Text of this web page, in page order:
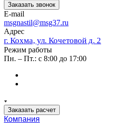
Заказать звонок
E-mail
msgnastil@msg37.ru
Адрес
г. Кохма, ул. Кочетовой д. 2
Режим работы
Пн. – Пт.: с 8:00 до 17:00
Заказать расчет
Компания